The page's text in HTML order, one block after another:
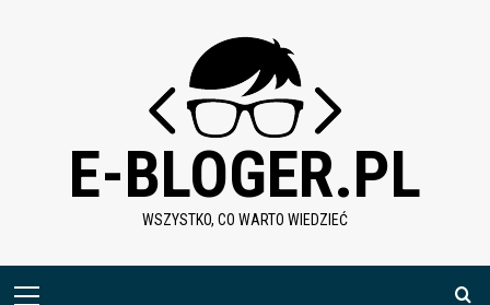
E-BLOGER.PL
WSZYSTKO, CO WARTO WIEDZIEĆ